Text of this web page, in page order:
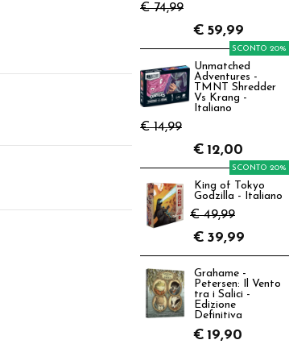
€ 74,99
€ 59,99
Unmatched
Adventures -
TMNT Shredder
Vs Krang -
Italiano
€ 14,99
SCONTO 20%
€ 12,00
King of Tokyo
Godzilla - Italiano
€ 49,99
SCONTO 20%
€ 39,99
Grahame -
Petersen: Il Vento
tra i Salici -
Edizione
Definitiva
€ 19,90